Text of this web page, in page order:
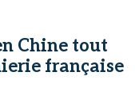
Chine tout
française